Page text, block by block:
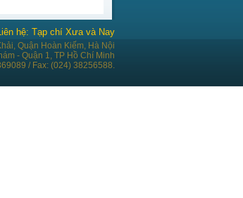
hệ: Tạp chí Xưa và Nay
Quận Hoàn Kiếm, Hà Nội
- Quận 1, TP Hồ Chí Minh
/ Fax: (024) 38256588.